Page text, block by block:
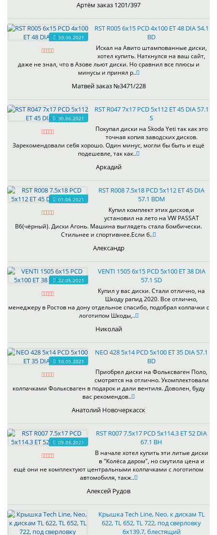
Артём заказ 1201/397
30.06.2021
RST R005 6x15 PCD 4x100 ET 48 DIA 54.1
BD
Искал на Авито штампованные диски,
хотел купить. Наткнулся на ваш сайт,
даже не знал, что в Азове льют диски. Но сравнил все плюсы и
минусы и принял р..
Матвей заказ №3471/228
30.06.2021
RST R047 7x17 PCD 5x112 ET 45 DIA 57.1
S
Покупал диски на Skoda Yeti так как это
точная копия заводских дисков.
Зарекомендовали себя хорошо. Один минус, могли бы быть и ещё
подешевле, так как..
Аркадий
01.06.2021
RST R008 7.5x18 PCD 5x112 ET 45 DIA
57.1 BDM
Купил комплект этих дисков,и
установил на лето на VW PASSAT
B6(чёрный). Диски Агонь. Машина выглядеть стала бомбически.
Стильнее и спортивнее.Если б..
Александр
22.05.2021
VENTI 1505 6x15 PCD 5x100 ET 38 DIA
57.1 SD
Купил у вас диски. Стали отлично, на
Шкоду рапид 2020. Все отлично,
менеджеру в Ростов на дону отдельное спасибо, подобрал колпачки с
логотипом Шкоды,..
Николай
10.05.2021
NEO 428 5x14 PCD 5x100 ET 35 DIA 57.1
BD
Приобрел диски на Фольксваген Поло,
смотрятся на отлично. Укомплектовали
колпачками Фольксваген в подарок и дали вентиля. Доволен, буду
вас рекомендов..
Анатолий Новочеркасск
09.05.2021
RST R007 7.5x17 PCD 5x114.3 ET 52 DIA
67.1 BH
В начале хотел купить эти литые диски
в "Колёса даром", но смутила цена и
ещё они не комплектуют центральными колпачками с логотипом
автомобиля, такж..
Алексей Рудов
Крышка Tech Line, Neo, к дискам TL
622, TL 652, TL 722, под сверловку
6х139.7, блестящий